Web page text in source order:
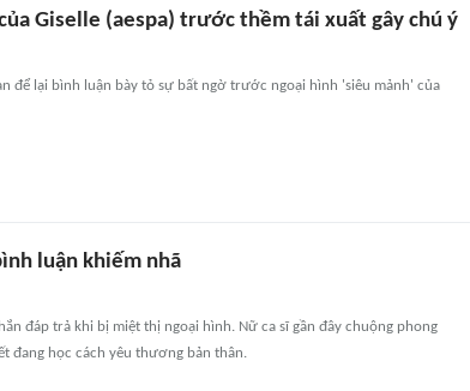
Giselle (aespa) trước thềm tái xuất gây chú ý
để lại bình luận bày tỏ sự bất ngờ trước ngoại hình 'siêu mảnh' của
luận khiếm nhã
đáp trả khi bị miệt thị ngoại hình. Nữ ca sĩ gần đây chuộng phong
đang học cách yêu thương bản thân.